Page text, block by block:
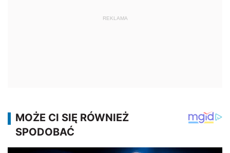
REKLAMA